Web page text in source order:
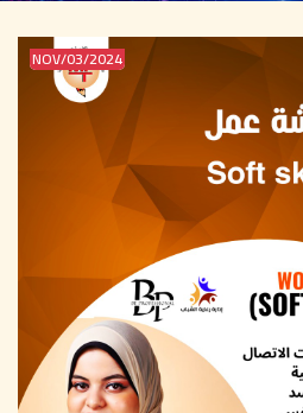
2024/NOV/03